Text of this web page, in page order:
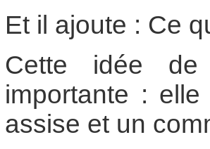
Et il ajoute : Ce
Cette idée
importante :
assise et un